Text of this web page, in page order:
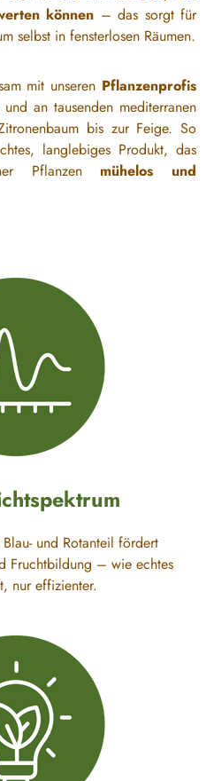
können – das sorgt für
selbst in fensterlosen Räumen.
mit unseren Pflanzenprofis
an tausenden mediterranen
bis zur Feige. So
langlebiges Produkt, das
Pflanzen mühelos und
und Rotanteil fördert
Fruchtbildung – wie echtes
nur effizienter.